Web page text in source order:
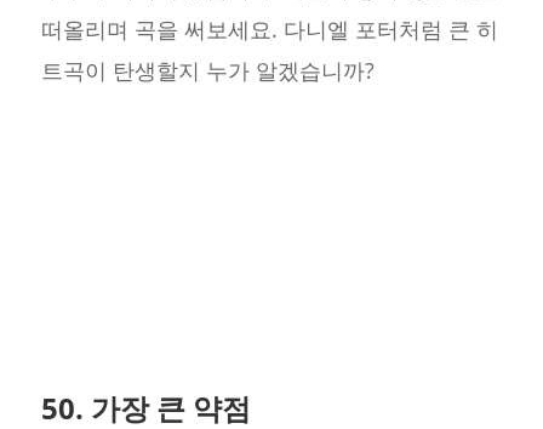
떠올리며 곡을 써보세요. 다니엘 포터처럼 큰 히
트곡이 탄생할지 누가 알겠습니까?
50. 가장 큰 약점